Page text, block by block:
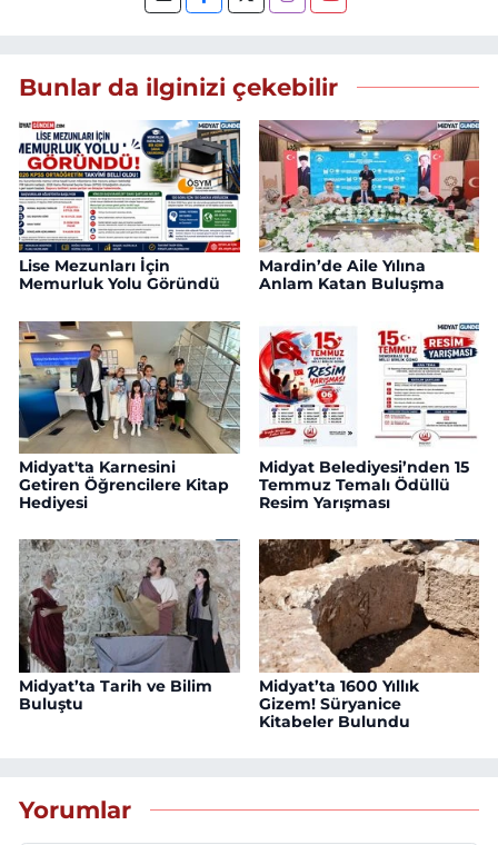
Bunlar da ilginizi çekebilir
Lise Mezunları İçin
Memurluk Yolu Göründü
Mardin’de Aile Yılına
Anlam Katan Buluşma
Midyat'ta Karnesini
Getiren Öğrencilere Kitap
Hediyesi
Midyat Belediyesi’nden 15
Temmuz Temalı Ödüllü
Resim Yarışması
Midyat’ta Tarih ve Bilim
Buluştu
Midyat’ta 1600 Yıllık
Gizem! Süryanice
Kitabeler Bulundu
Yorumlar